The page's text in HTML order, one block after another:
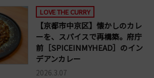
LOVE THE CURRY
【京都市中京区】懐かしのカレ
ーを、スパイスで再構築。府庁
前［SPICEINMYHEAD］のイン
デアンカレー
2026.3.07